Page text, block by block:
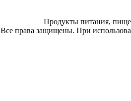
Продукты питания,
Все права защищены. При